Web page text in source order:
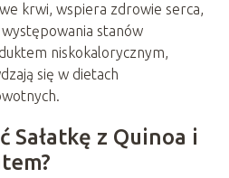
krwi, wspiera zdrowie serca,
stanów
niskokalorycznym,
się w dietach
Sałatkę z Quinoa i